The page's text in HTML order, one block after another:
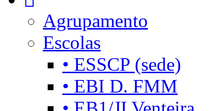
Agrupamento
Escolas
• ESSCP (sede)
• EBI D. FMM